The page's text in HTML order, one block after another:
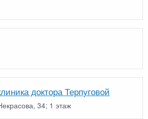
доктора Терпуговой
34; 1 этаж